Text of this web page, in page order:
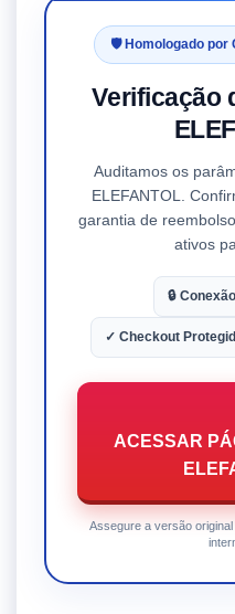
🛡️ Homologado por
Verificação
Auditamos os
ELEFANTOL
.
garantia de reembolso
ativos
🔒
✓ Checkout
ACESSAR
Assegure a versão